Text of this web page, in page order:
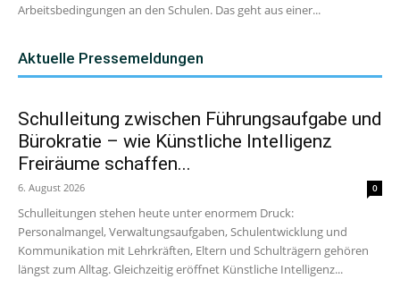
Arbeitsbedingungen an den Schulen. Das geht aus einer...
Aktuelle Pressemeldungen
Schulleitung zwischen Führungsaufgabe und
Bürokratie – wie Künstliche Intelligenz
Freiräume schaffen...
6. August 2026 0
Schulleitungen stehen heute unter enormem Druck:
Personalmangel, Verwaltungsaufgaben, Schulentwicklung und
Kommunikation mit Lehrkräften, Eltern und Schulträgern gehören
längst zum Alltag. Gleichzeitig eröffnet Künstliche Intelligenz...